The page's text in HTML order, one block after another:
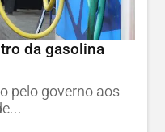
da gasolina
pelo governo aos